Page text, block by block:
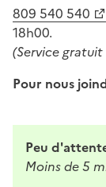
809 540 540
18h00.
(Service
Pour nous
Peu
Moins de 5